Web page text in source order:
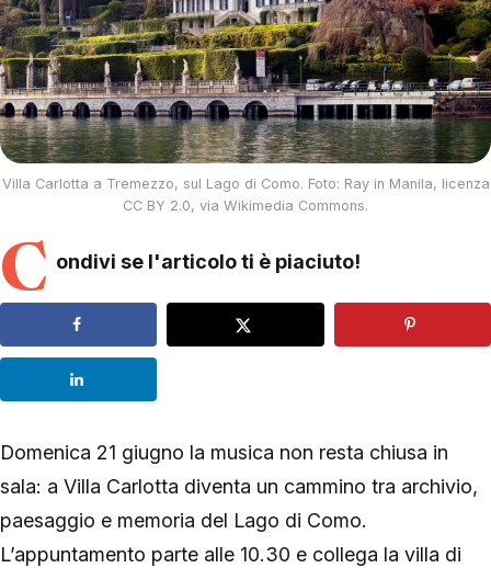
Villa Carlotta a Tremezzo, sul Lago di Como. Foto: Ray in Manila, licenza
CC BY 2.0, via Wikimedia Commons.
C ondivi se l'articolo ti è piaciuto!
Domenica 21 giugno la musica non resta chiusa in
sala: a Villa Carlotta diventa un cammino tra archivio,
paesaggio e memoria del Lago di Como.
L’appuntamento parte alle 10.30 e collega la villa di